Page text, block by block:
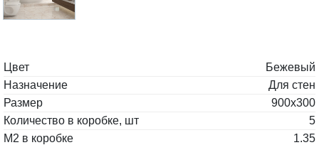
Цвет
Бежевый
Назначение
Для стен
Размер
900x300
Количество в коробке, шт
5
М2 в коробке
1.35